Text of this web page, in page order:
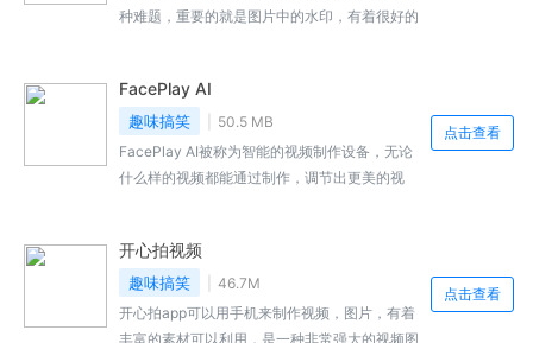
种难题，重要的就是图片中的水印，有着很好的
不是都懂了呢，还有不了解的就看看小编的相关
介绍吧。
FacePlay AI
趣味搞笑
50.5 MB
FacePlay AI被称为智能的视频制作设备，无论
什么样的视频都能通过制作，调节出更美的视
的特效，各种民族的风格都能制作出来。大家还
有什么不懂的地方就看看下面小编给大家的相关
介绍吧。
点击查看
开心拍视频
趣味搞笑
46.7M
开心拍app可以用手机来制作视频，图片，有着
丰富的素材可以利用，是一种非常强大的视频图
点击查看